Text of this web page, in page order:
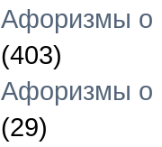
Афоризмы
(403)
Афоризмы о
(29)